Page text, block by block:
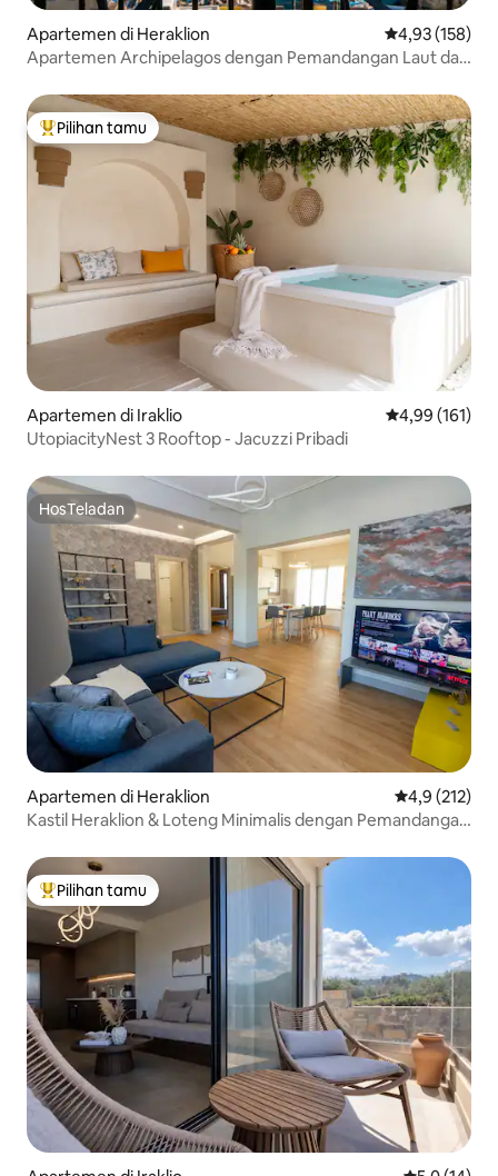
Apartemen di Heraklion Nilai rata-rata
4,93 (158)
Apartemen Archipelagos dengan Pemandangan Laut dan
Pilihan tamu terpopuler
Pilihan tamu
Apartemen di Iraklio Nilai rata-rata
4,99 (161)
UtopiacityNest 3 Rooftop - Jacuzzi Pribadi
HosTeladan
HosTeladan
Apartemen di Heraklion Nilai rata-
4,9 (212)
Kastil Heraklion & Loteng Minimalis dengan Pemandangan
Pilihan tamu terpopuler
Pilihan tamu